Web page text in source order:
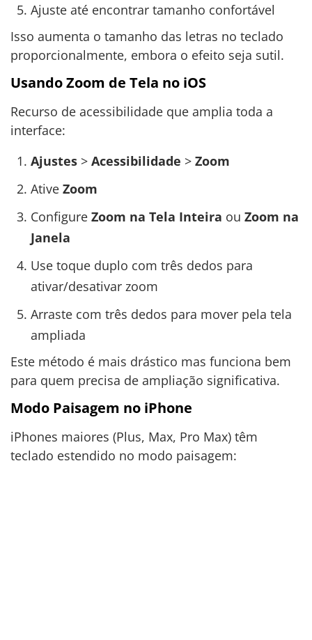
Ajuste até encontrar tamanho confortável
Isso aumenta o tamanho das letras no teclado
proporcionalmente, embora o efeito seja sutil.
Usando Zoom de Tela no iOS
Recurso de acessibilidade que amplia toda a
interface:
Ajustes> Acessibilidade > Zoom
Ative Zoom
Configure Zoom na Tela Inteira ou Zoom na
Janela
Use toque duplo com três dedos para
ativar/desativar zoom
Arraste com três dedos para mover pela tela
ampliada
Este método é mais drástico mas funciona bem
para quem precisa de ampliação significativa.
Modo Paisagem no iPhone
iPhones maiores (Plus, Max, Pro Max) têm
teclado estendido no modo paisagem: